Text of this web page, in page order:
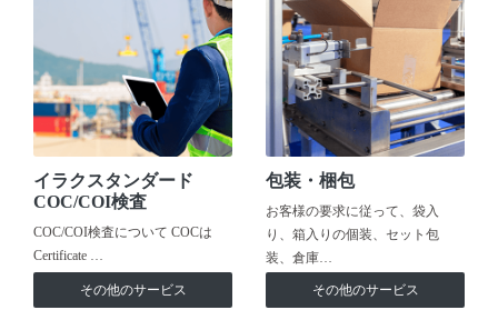
イラクスタンダード
COC/COI検査
COC/COI検査について COCは
Certificate …
その他のサービス
包装・梱包
お客様の要求に従って、袋入
り、箱入りの個装、セット包
装、倉庫…
その他のサービス